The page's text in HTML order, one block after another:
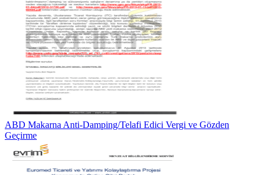
ABD Makarna Anti-Damping/Telafi Edici Vergi ve Gözden
Geçirme